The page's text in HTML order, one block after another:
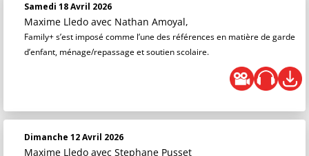
Samedi 18 Avril 2026
Maxime Lledo avec Nathan Amoyal,
Family+ s’est imposé comme l’une des références en matière de garde
d’enfant, ménage/repassage et soutien scolaire.
Dimanche 12 Avril 2026
Maxime Lledo avec Stephane Pusset